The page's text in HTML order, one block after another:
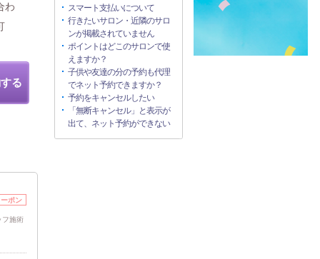
わ
る
ポン
フ施術
スマート支払いについて
行きたいサロン・近隣のサロ
ンが掲載されていません
ポイントはどこのサロンで使
えますか？
子供や友達の分の予約も代理
でネット予約できますか？
予約をキャンセルしたい
「無断キャンセル」と表示が
出て、ネット予約ができない